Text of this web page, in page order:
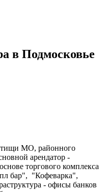
в Подмосковье
МО, районного
арендатор -
торгового комплекса
бар", "Кофеварка",
- офисы банков